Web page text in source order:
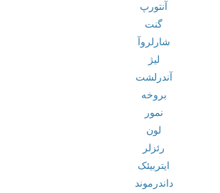
آنتورپ
گنت
شارلروآ
لیژ
آندرلشت
بروخه
نمور
لون
رئزلر
ایتربیئک
داندرموند